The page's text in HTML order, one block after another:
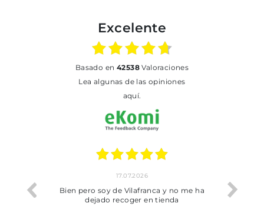
Excelente
basado en 42538Valoraciones
Lea algunas de las opiniones
aquí.
trobat
17.07.2026
Bien pero soy de Vilafranca y no me ha
dejado recoger en tienda